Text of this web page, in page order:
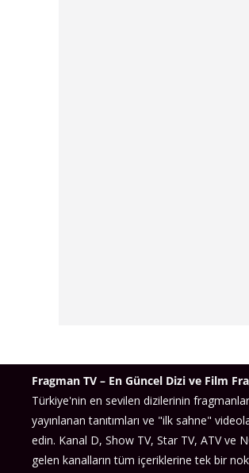
Fragman TV – En Güncel Dizi ve Film
Türkiye'nin en sevilen dizilerinin
yayınlanan tanıtımları ve "ilk sahne"
edin. Kanal D, Show TV, Star TV, ATV ve
gelen kanalların tüm içeriklerine tek bir